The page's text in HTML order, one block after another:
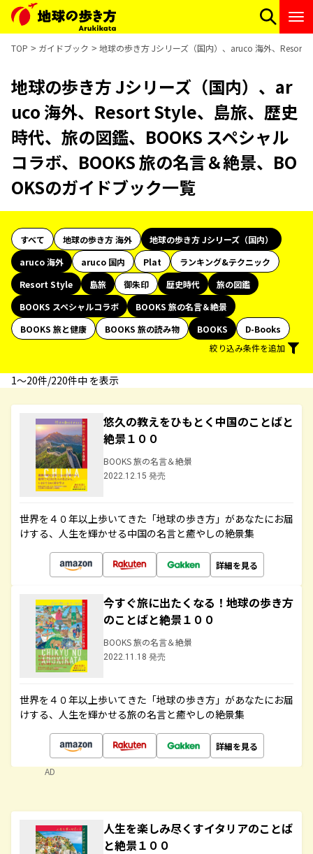
TOP ガイドブック 地球の歩き方 Jシリーズ（国内）、aruco 海外、Resort
地球の歩き方 Jシリーズ（国内）、ar
uco 海外、Resort Style、島旅、歴史
時代、旅の図鑑、BOOKS スペシャル
コラボ、BOOKS 旅の名言＆絶景、BO
OKSのガイドブック一覧
すべて 地球の歩き方 海外
地球の歩き方 Jシリーズ（国内）
aruco 海外
aruco 国内 Plat
ランキング&テクニック
Resort Style
島旅 御朱印 歴史時代
旅の図鑑
BOOKS スペシャルコラボ
BOOKS 旅の名言＆絶景
BOOKS 旅と健康
BOOKS 旅の読み物 BOOKS
D-Books
絞り込み条件を追加
1〜20件/220件中 を表示
悠久の教えをひもとく中国のことばと
絶景１００
BOOKS 旅の名言＆絶景
2022.12.15 発売
世界を４０年以上歩いてきた「地球の歩き方」があなたにお届
けする、人生を輝かせる中国の名言と癒やしの絶景集
詳細を見る
今すぐ旅に出たくなる！地球の歩き方
のことばと絶景１００
BOOKS 旅の名言＆絶景
2022.11.18 発売
世界を４０年以上歩いてきた「地球の歩き方」があなたにお届
けする、人生を輝かせる旅の名言と癒やしの絶景集
詳細を見る
AD
人生を楽しみ尽くすイタリアのことば
と絶景１００